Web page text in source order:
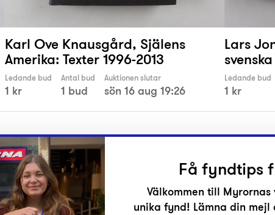
Karl Ove Knausgård, Själens
Amerika: Texter 1996-2013
Ledande bud
1 kr
Antal bud
1 bud
Auktionen slutar
sön 16 aug 19:26
Lars
Ledande bud
1 kr
Få fyndtips
Välkommen till
unika fynd! Lämna din